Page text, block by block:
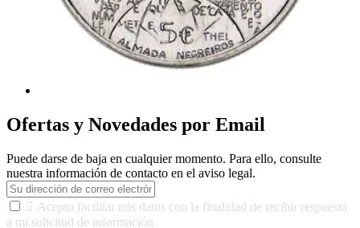
Ofertas y Novedades por Email
Puede darse de baja en cualquier momento. Para ello, consulte
nuestra información de contacto en el aviso legal.
 Acepto facilitar mis datos con la finalidad de recibir respuesta
a mi solicitud de información